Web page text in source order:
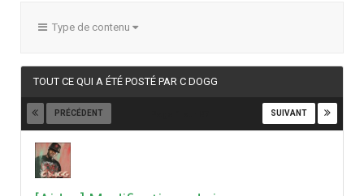
Type de contenu
TOUT CE QUI A ÉTÉ POSTÉ PAR C DOGG
PRÉCÉDENT SUIVANT